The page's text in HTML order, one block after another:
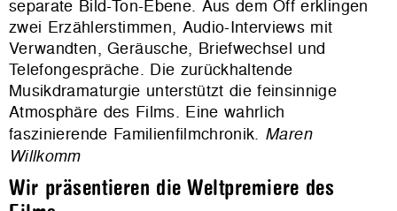
separate Bild-Ton-Ebene. Aus dem Off erklingen
zwei Erzählerstimmen, Audio-Interviews mit
Verwandten, Geräusche, Briefwechsel und
Telefongespräche. Die zurückhaltende
Musikdramaturgie unterstützt die feinsinnige
Atmosphäre des Films. Eine wahrlich
faszinierende Familienfilmchronik. Maren
Willkomm
Wir präsentieren die Weltpremiere des